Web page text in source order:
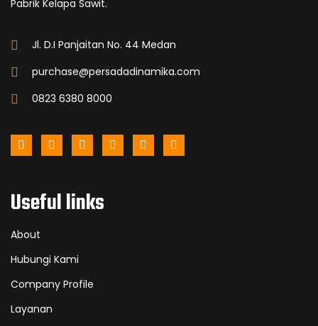
Pabrik Kelapa Sawit.
Jl. D.I Panjaitan No. 44 Medan
purchase@persadadinamika.com
0823 6380 8000
Useful links
About
Hubungi Kami
Company Profile
Layanan